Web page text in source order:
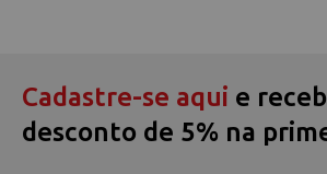
Cadastre-se aqui e
desconto de 5% na